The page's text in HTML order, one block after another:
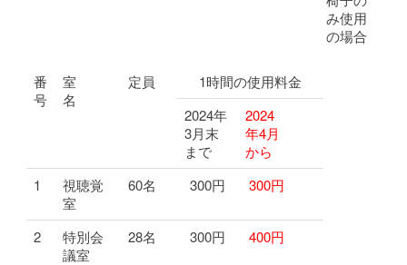
み使用
の場合
番
号
室
名
定員
1時間の使用料金
2024年
3月末
まで
2024
年4月
から
1
視聴覚
室
60名 300円 300円
2
特別会
議室
28名 300円 400円